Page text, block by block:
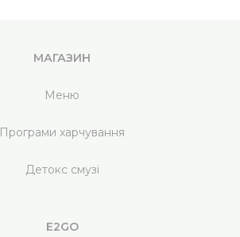
МАГАЗИН
Меню
Програми харчування
Детокс смузі
E2GO